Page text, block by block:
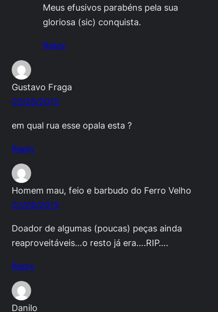
Meus efusivos parabéns pela sua
gloriosa (sic) conquista.
Reply
Gustavo Fraga
03/26/2013
em qual rua esse opala esta ?
Reply
Homem mau, feio e barbudo do Ferro Velho
03/26/2013
Doador de algumas (poucas) peças ainda
reaproveitáveis…o resto já era….RIP….
Reply
Danilo